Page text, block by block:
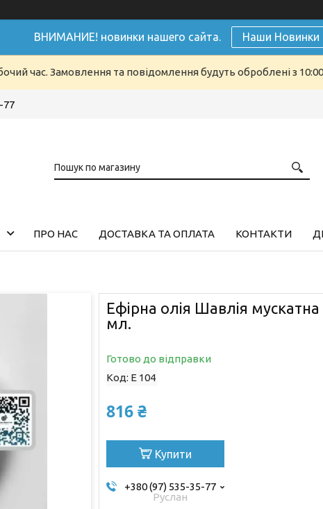
ВНИМАНИЕ! новинки нашего сайта. Наши Новинки
час. Замовлення та повідомлення будуть оброблені з
77
ПРО НАС ДОСТАВКА ТА ОПЛАТА КОНТАКТИ
Ефірна олія Шавлія
мл.
Готово до відправки
Код: Е 104
816 ₴
Купити
+380 (97) 535-35-77
Руслан